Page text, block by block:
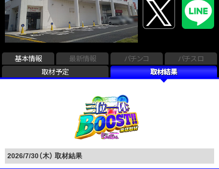
基本情報 最新情報 パチンコ
パチスロ
取材予定
取材結果
2026/7/30（木）